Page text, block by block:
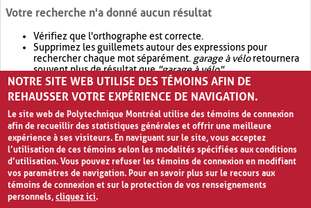
Votre recherche n'a donné aucun résultat
Vérifiez que l'orthographe est correcte.
Supprimez les guillemets autour des expressions pour
rechercher chaque mot séparément. garage à véloretournera
souvent plus de résultat que"garage à vélo".
Envisagez d'élargir votre recherche avec OR.garage OR vélo
retournera souvent plus de résultat quegarage à vélo
NOTRE SITE WEB UTILISE DES TÉMOINS AFIN DE
REHAUSSER VOTRE EXPÉRIENCE DE NAVIGATION.
Le site web de Polytechnique Montréal utilise des témoins de connexion
afin de recueillir des statistiques générales et offrir une meilleure
expérience à ses visiteurs. En naviguant sur le site, vous acceptez
l’utilisation de ces témoins selon les modalités spécifiées aux conditions
d’utilisation. Vous pouvez refuser les témoins de connexion en modifiant
vos paramètres de navigation. Pour en savoir plus sur le recours aux
témoins de connexion et sur la protection de vos renseignements
personnels,cliquez ici.